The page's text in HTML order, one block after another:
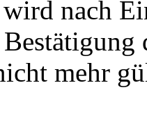
nach
mehr